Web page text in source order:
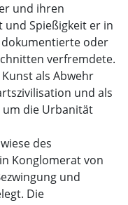
und ihren
und Spießigkeit er in
oder
verfremdete.
als Abwehr
und als
um die Urbanität
des
Konglomerat von
und
Die